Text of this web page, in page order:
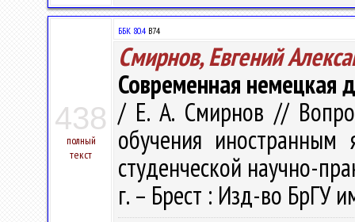
438
полный
текст
ББК 80.4 В74
Смирнов, Евгений
Современная немецкая
/ Е. А. Смирнов //
обучения
студенческой научно-
г. – Брест : Изд-во БрГУ